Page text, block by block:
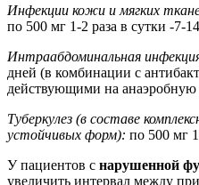
Инфекции кожи и мягких
по 500 мг 1-2 раза в сутки -7-
Интраабдоминальная
дней (в комбинации с
действующими на
Туберкулез (в составе
устойчивых форм): по 500 мг
У пациентов с нарушенной
увеличить интервал между